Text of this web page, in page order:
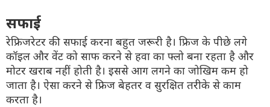
सफाई
रेफ्रिजरेटर की सफाई करना बहुत जरूरी है। फ्रिज के पीछे लगे
कॉइल और वेंट को साफ करने से हवा का फ्लो बना रहता है और
मोटर खराब नहीं होती है। इससे आग लगने का जोखिम कम हो
जाता है। ऐसा करने से फ्रिज बेहतर व सुरक्षित तरीके से काम
करता है।